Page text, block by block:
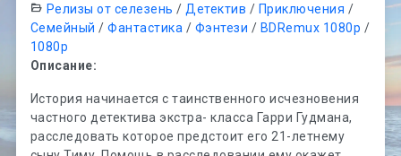
Релизы от селезень / Детектив / Приключения /
Семейный /Фантастика / Фэнтези / BDRemux 1080p /
1080p
Описание:
История начинается с таинственного исчезновения
частного детектива экстра- класса Гарри Гудмана,
расследовать которое предстоит его 21-летнему